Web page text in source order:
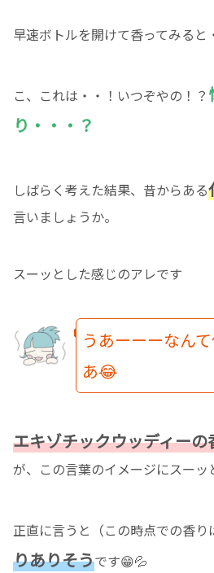
早速ボトルを開けて香ってみると
こ、これは・・！いつぞやの！？
り・・・？
しばらく考えた結果、昔からある
言いましょうか。
スーッとした感じのアレです
うあーーーなん
あ😂
エキゾチックウッディーの
が、この言葉のイメージにスーッ
正直に言うと（この時点での香り
りありそうです😁💦